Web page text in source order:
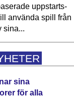
upp­starts­
använda spill från
sina...
sina
för alla